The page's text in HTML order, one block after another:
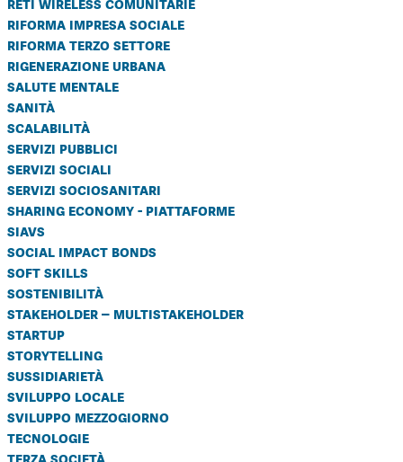
riforma impresa sociale
riforma terzo settore
rigenerazione urbana
salute mentale
sanità
scalabilità
servizi pubblici
servizi sociali
servizi sociosanitari
sharing economy - piattaforme
siavs
social impact bonds
soft skills
sostenibilità
stakeholder – multistakeholder
startup
storytelling
sussidiarietà
sviluppo locale
sviluppo mezzogiorno
tecnologie